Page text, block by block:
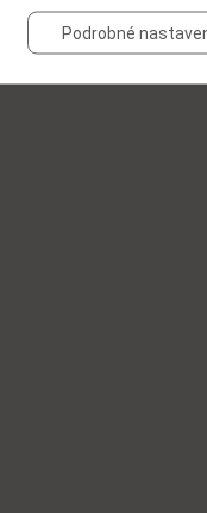
Podrobné